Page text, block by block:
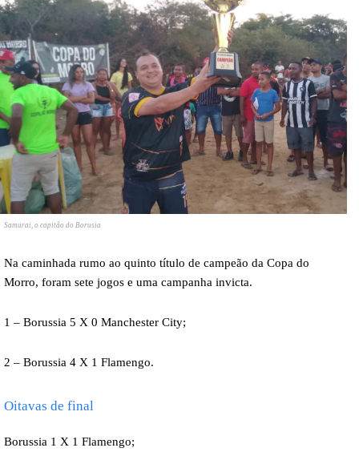
Samurai, o capitão do Borusia
Na caminhada rumo ao quinto título de campeão da Copa do
Morro, foram sete jogos e uma campanha invicta.
1 – Borussia 5 X 0 Manchester City;
2 – Borussia 4 X 1 Flamengo.
Oitavas de final
Borussia 1 X 1 Flamengo;